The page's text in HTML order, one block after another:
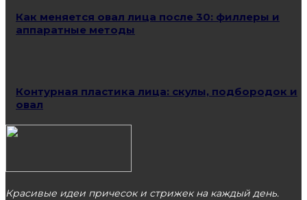
Как меняется овал лица после 30: филлеры и
аппаратные методы
Контурная пластика лица: скулы, подбородок и
овал
Красивые идеи причесок и стрижек на каждый день.